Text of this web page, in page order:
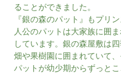
ることができました。
『銀の森のパット』もプリ
人公のパットは大家族に囲
しています。銀の森屋敷は
畑や果樹園に囲まれていて
パットが幼少期からずっと